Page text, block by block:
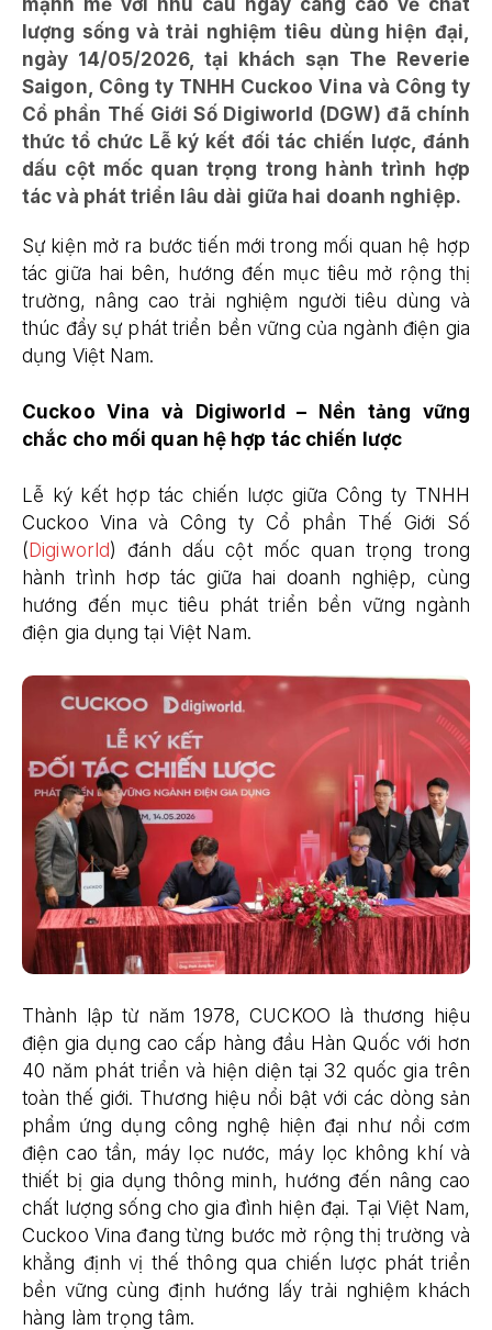
lượng sống và trải nghiệm tiêu dùng hiện đại,
ngày 14/05/2026, tại khách sạn The Reverie
Saigon, Công ty TNHH Cuckoo Vina và Công ty
Cổ phần Thế Giới Số Digiworld (DGW) đã chính
thức tổ chức Lễ ký kết đối tác chiến lược, đánh
dấu cột mốc quan trọng trong hành trình hợp
tác và phát triển lâu dài giữa hai doanh nghiệp.
Sự kiện mở ra bước tiến mới trong mối quan hệ hợp
tác giữa hai bên, hướng đến mục tiêu mở rộng thị
trường, nâng cao trải nghiệm người tiêu dùng và
thúc đẩy sự phát triển bền vững của ngành điện gia
dụng Việt Nam.
Cuckoo Vina và Digiworld – Nền tảng vững
chắc cho mối quan hệ hợp tác chiến lược
Lễ ký kết hợp tác chiến lược giữa Công ty TNHH
Cuckoo Vina và Công ty Cổ phần Thế Giới Số
(Digiworld) đánh dấu cột mốc quan trọng trong
hành trình hơp tác giữa hai doanh nghiệp, cùng
hướng đến mục tiêu phát triển bền vững ngành
điện gia dụng tại Việt Nam.
Thành lập từ năm 1978, CUCKOO là thương hiệu
điện gia dụng cao cấp hàng đầu Hàn Quốc với hơn
40 năm phát triển và hiện diện tại 32 quốc gia trên
toàn thế giới. Thương hiệu nổi bật với các dòng sản
phẩm ứng dụng công nghệ hiện đại như nồi cơm
điện cao tần, máy lọc nước, máy lọc không khí và
thiết bị gia dụng thông minh, hướng đến nâng cao
chất lượng sống cho gia đình hiện đại. Tại Việt Nam,
Cuckoo Vina đang từng bước mở rộng thị trường và
khẳng định vị thế thông qua chiến lược phát triển
bền vững cùng định hướng lấy trải nghiệm khách
hàng làm trọng tâm.